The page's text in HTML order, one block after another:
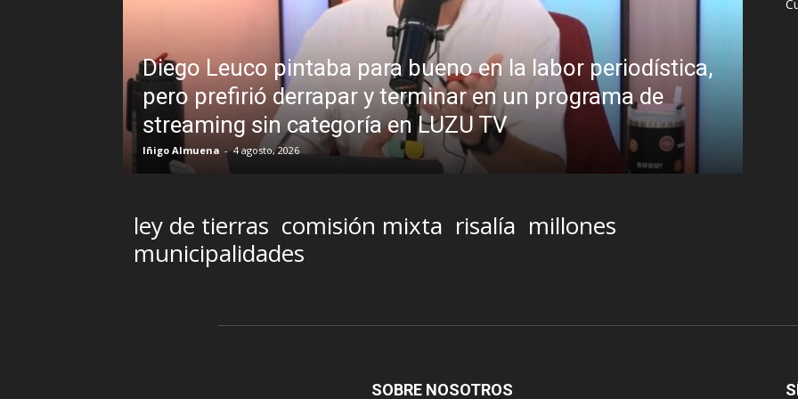
para bueno en la labor periodística,
y terminar en un programa de
en LUZU TV
¿Padece Pedro Sánchez el “Síndrome
Analistas debaten sobre el estilo de
presidente
R.C. Gómez 2 agosto, 2026
ley de tierras comisión mixta risalía millones
municipalidades
SOBRE NOSOTROS